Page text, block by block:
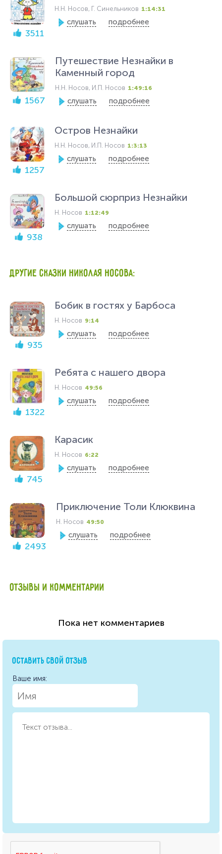
3511
Н.Н. Носов, Г. Синельников 1:14:31
слушать подробнее
1567
Путешествие Незнайки в
Каменный город
Н.Н. Носов, И.П. Носов 1:49:16
слушать подробнее
1257
Остров Незнайки
Н.Н. Носов, И.П. Носов 1:3:13
слушать подробнее
938
Большой сюрприз Незнайки
Н. Носов 1:12:49
слушать подробнее
ДРУГИЕ СКАЗКИ НИКОЛАЯ НОСОВА:
935
Бобик в гостях у Барбоса
Н. Носов 9:14
слушать подробнее
1322
Ребята с нашего двора
Н. Носов 49:56
слушать подробнее
745
Карасик
Н. Носов 6:22
слушать подробнее
2493
Приключение Толи Клюквина
Н. Носов 49:50
слушать подробнее
ОТЗЫВЫ И КОММЕНТАРИИ
Пока нет комментариев
ОСТАВИТЬ СВОЙ ОТЗЫВ
Ваше имя: